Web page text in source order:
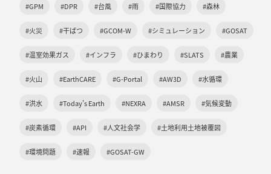
#GPM #DPR #台風 #雨 #国際協力 #森林
#火災 #干ばつ #GCOM-W #シミュレーション #GOSAT
#温室効果ガス #インフラ #ひまわり #SLATS #農業
#火山 #EarthCARE #G-Portal #AW3D #水循環
#洪水 #Today's Earth #NEXRA #AMSR #気候変動
#炭素循環 #API #人文社会学 #土地利用土地被覆図
#環境問題 #速報 #GOSAT-GW